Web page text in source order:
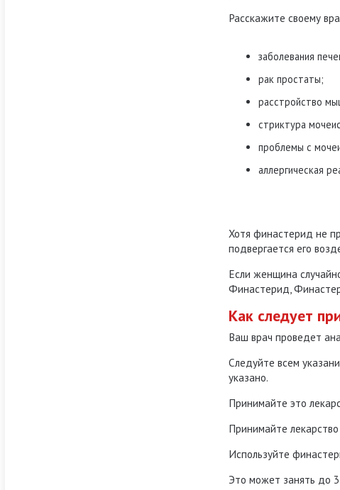
Расскажите своему
заболевания
рак простаты;
расстройство
стриктура
проблемы с
аллергическая
Хотя финастерид не
подвергается его
Если женщина
Финастерид,
Как следует
Ваш врач проведет
Следуйте всем
указано.
Принимайте это
Принимайте
Используйте
Это может занять до